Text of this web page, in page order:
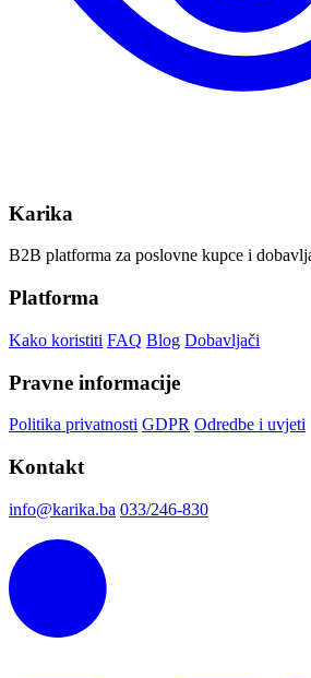
Karika
B2B platforma za poslovne kupce i
Platforma
Kako koristiti FAQ Blog Dobavljači
Pravne informacije
Politika privatnosti GDPR Odredbe i uvjeti
Kontakt
info@karika.ba 033/246-830